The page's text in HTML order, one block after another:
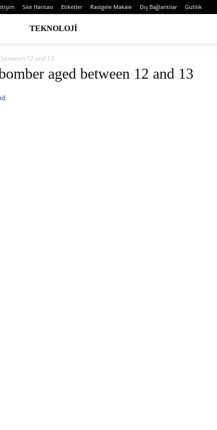
Site Haritası Etiketler Rastgele Makale Dış Bağlantılar Gizlilik
TEKNOLOJI
12 and 13
aged between 12 and 13